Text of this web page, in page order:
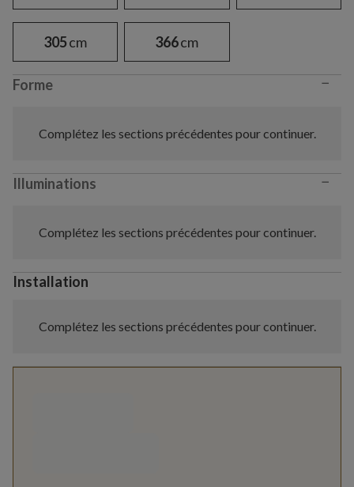
305cm 366cm
Forme −
Complétez les sections précédentes pour continuer.
Illuminations −
Complétez les sections précédentes pour continuer.
Installation
Complétez les sections précédentes pour continuer.